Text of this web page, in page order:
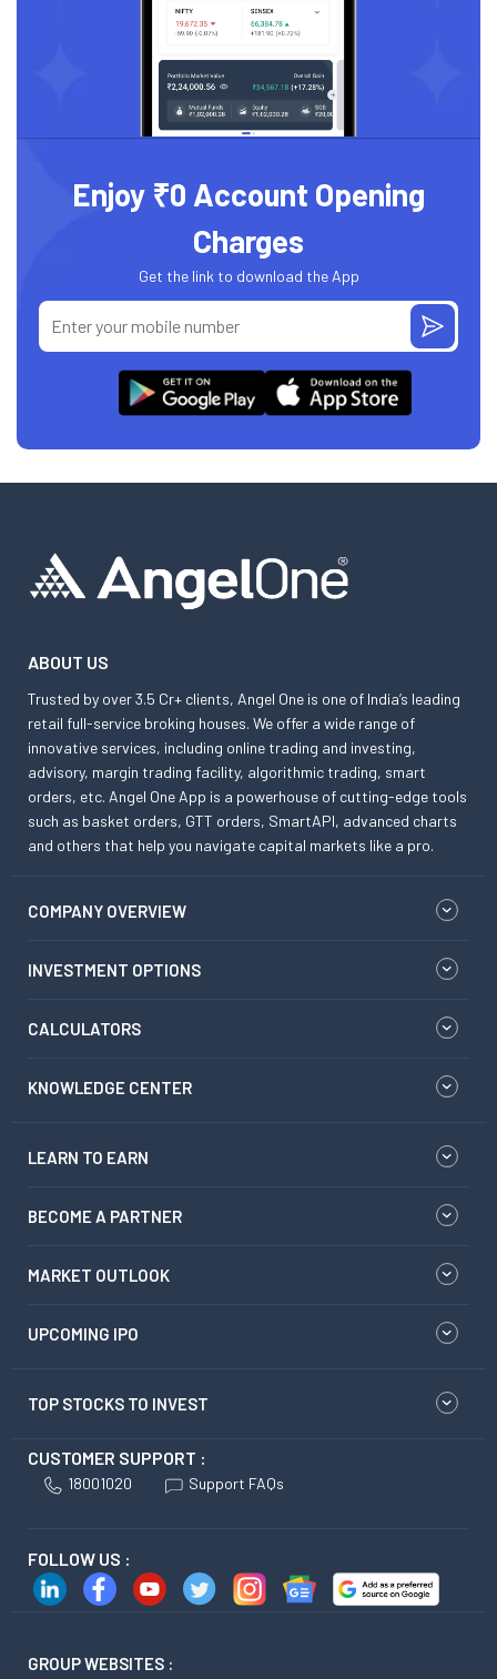
Enjoy ₹0 Account Opening
Charges
Get the link to download the App
ABOUT US
Trusted by over 3.5 Cr+ clients, Angel One is one of India’s leading
retail full-service broking houses. We offer a wide range of
innovative services, including online trading and investing,
advisory, margin trading facility, algorithmic trading, smart
orders, etc. Angel One App is a powerhouse of cutting-edge tools
such as basket orders, GTT orders, SmartAPI, advanced charts
and others that help you navigate capital markets like a pro.
COMPANY OVERVIEW
INVESTMENT OPTIONS
CALCULATORS
KNOWLEDGE CENTER
LEARN TO EARN
BECOME A PARTNER
MARKET OUTLOOK
UPCOMING IPO
TOP STOCKS TO INVEST
CUSTOMER SUPPORT :
18001020 Support FAQs
FOLLOW US :
GROUP WEBSITES :